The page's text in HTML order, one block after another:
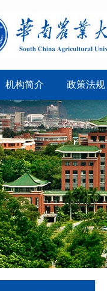
机构简介 政策法规